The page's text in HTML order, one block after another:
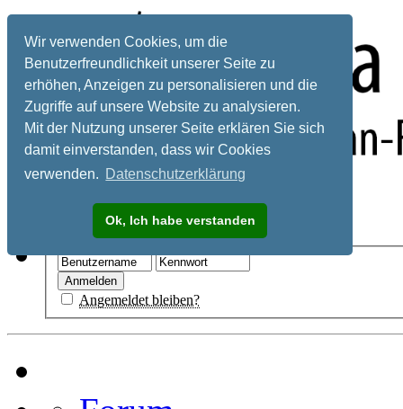
Wir verwenden Cookies, um die
Benutzerfreundlichkeit unserer Seite zu
erhöhen, Anzeigen zu personalisieren und die
Zugriffe auf unsere Website zu analysieren.
Mit der Nutzung unserer Seite erklären Sie sich
damit einverstanden, dass wir Cookies
verwenden. Datenschutzerklärung
Ok, Ich habe verstanden
Registrieren
Angemeldet bleiben?